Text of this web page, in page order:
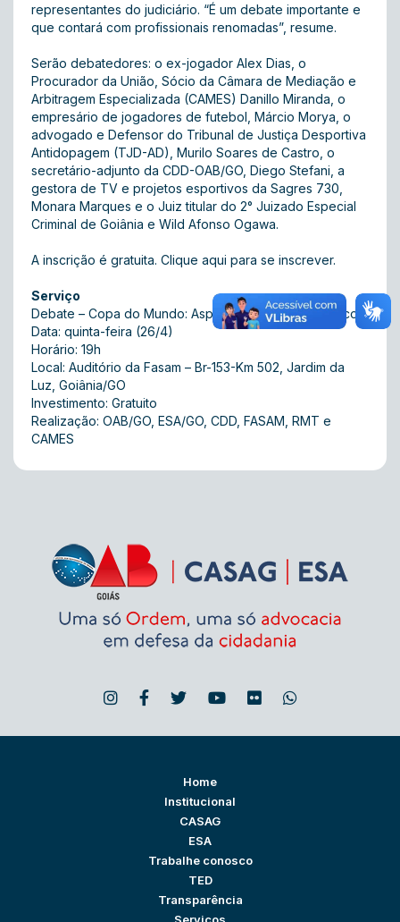
representantes do judiciário. “É um debate importante e
que contará com profissionais renomadas”, resume.
Serão debatedores: o ex-jogador Alex Dias, o
Procurador da União, Sócio da Câmara de Mediação e
Arbitragem Especializada (CAMES) Danillo Miranda, o
empresário de jogadores de futebol, Márcio Morya, o
advogado e Defensor do Tribunal de Justiça Desportiva
Antidopagem (TJD-AD), Murilo Soares de Castro, o
secretário-adjunto da CDD-OAB/GO, Diego Stefani, a
gestora de TV e projetos esportivos da Sagres 730,
Monara Marques e o Juiz titular do 2° Juizado Especial
Criminal de Goiânia e Wild Afonso Ogawa.
A inscrição é gratuita. Clique aqui para se inscrever.
Serviço
Debate – Copa do Mundo: Aspectos Legais e Polêmicos
Data: quinta-feira (26/4)
Horário: 19h
Local: Auditório da Fasam – Br-153-Km 502, Jardim da
Luz, Goiânia/GO
Investimento: Gratuito
Realização: OAB/GO, ESA/GO, CDD, FASAM, RMT e
CAMES
Home
Institucional
CASAG
ESA
Trabalhe conosco
TED
Transparência